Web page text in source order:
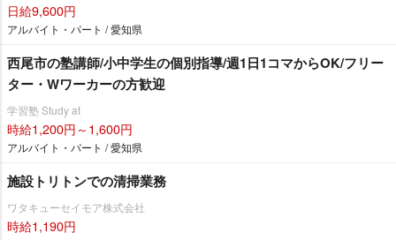
日給9,600円
アルバイト・パート / 愛知県
西尾市の塾講師/小中学生の個別指導/週1日1コマからOK/フリー
ター・Wワーカーの方歓迎
学習塾 Study at
時給1,200円～1,600円
アルバイト・パート / 愛知県
施設トリトンでの清掃業務
ワタキューセイモア株式会社
時給1,190円